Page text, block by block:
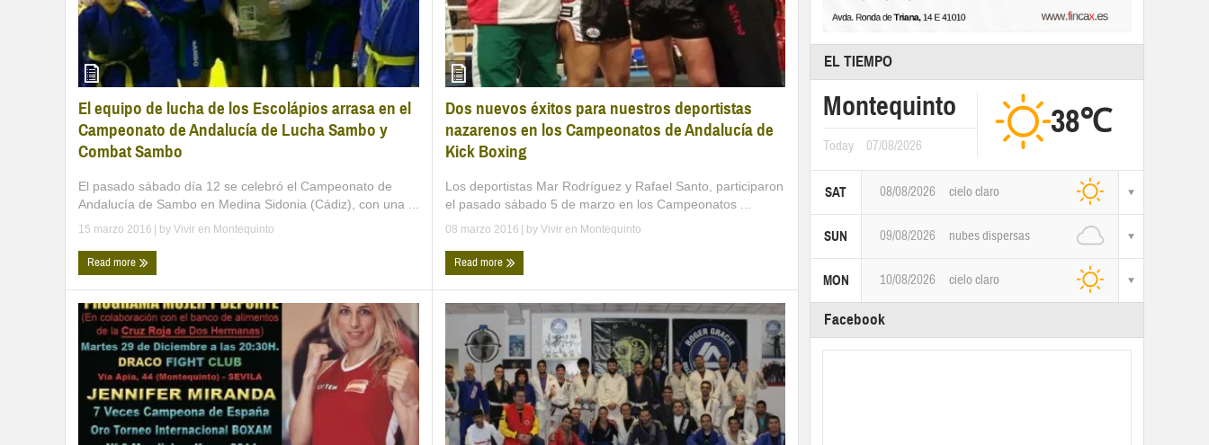
El equipo de lucha de los Escolápios arrasa en el
Campeonato de Andalucía de Lucha Sambo y
Combat Sambo
El pasado sábado día 12 se celebró el Campeonato de
Andalucía de Sambo en Medina Sidonia (Cádiz), con una ...
15 marzo 2016 | by Vivir en Montequinto
Read more
Dos nuevos éxitos para nuestros deportistas
nazarenos en los Campeonatos de Andalucía de
Kick Boxing
Los deportistas Mar Rodríguez y Rafael Santo, participaron
el pasado sábado 5 de marzo en los Campeonatos ...
08 marzo 2016 | by Vivir en Montequinto
Read more
EL TIEMPO
Montequinto
Today 07/08/2026
38℃
SAT 08/08/2026 cielo claro
SUN 09/08/2026 nubes dispersas
MON 10/08/2026 cielo claro
Facebook